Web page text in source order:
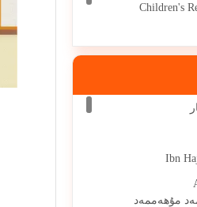
Children's
Ibn
مۇھەممەد